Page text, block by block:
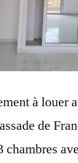
à louer
de
chambres